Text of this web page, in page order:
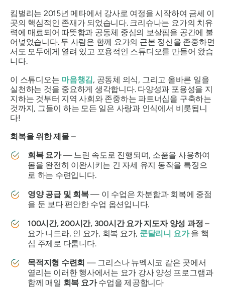
킴벌리는 2015년 메타에서 강사로 여정을 시작하여 금세 이
곳의 핵심적인 존재가 되었습니다. 크리슈나는 요가의 치유
력에 매료되어 따뜻함과 공동체 중심의 보살핌을 공간에 불
어넣었습니다. 두 사람은 함께 요가의 근본 정신을 존중하면
서도 모두에게 열려 있고 포용적인 스튜디오를 만들어 왔습
니다.
이 스튜디오는 마음챙김, 공동체 의식, 그리고 올바른 일을
실천하는 것을 중요하게 생각합니다. 다양성과 포용성을 지
지하는 것부터 지역 사회와 존중하는 파트너십을 구축하는
것까지, 그들이 하는 모든 일은 사랑과 인식에서 비롯됩니
다!
회복을 위한 제물 –
회복 요가— 느린 속도로 진행되며, 소품을 사용하여
몸을 완전히 이완시키는 긴 자세 유지 동작을 특징으
로 하는 수련입니다.
영양 공급 및 회복— 이 수업은 차분함과 회복에 중점
을 둔 보다 편안한 수업 옵션입니다.
100시간, 200시간, 300시간 요가 지도자 양성 과정 –
요가 니드라, 인 요가, 회복 요가, 쿤달리니 요가을 핵
심 주제로 다룹니다.
목적지형 수련회 — 그리스나 뉴멕시코 같은 곳에서
열리는 이러한 행사에서는 요가 강사 양성 프로그램과
함께 매일 회복 요가수업을 제공합니다